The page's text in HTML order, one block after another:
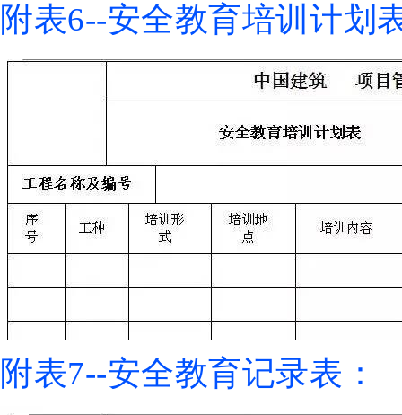
附表6--安全教育培训计划
附表7--安全教育记录表：